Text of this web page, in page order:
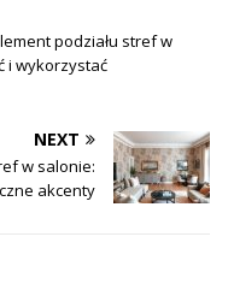
podziału stref w
i wykorzystać
NEXT
w salonie:
akcenty